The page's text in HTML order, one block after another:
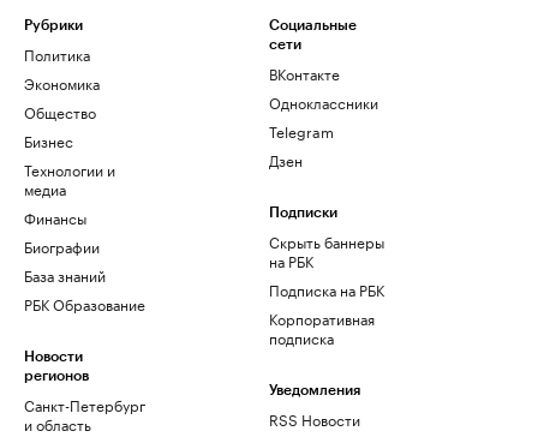
Рубрики
Политика
Экономика
Общество
Бизнес
Технологии и
медиа
Финансы
Биографии
База знаний
РБК Образование
Новости
регионов
Санкт-Петербург
и область
Социальные
сети
ВКонтакте
Одноклассники
Telegram
Дзен
Подписки
Скрыть баннеры
на РБК
Подписка на РБК
Корпоративная
подписка
Уведомления
RSS Новости